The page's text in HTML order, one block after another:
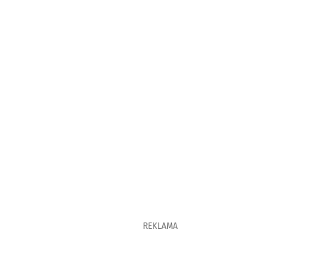
REKLAMA